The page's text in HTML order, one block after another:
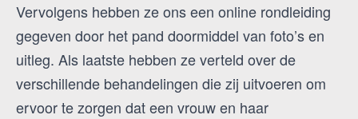
Vervolgens hebben ze ons een online rondleiding
gegeven door het pand doormiddel van foto’s en
uitleg. Als laatste hebben ze verteld over de
verschillende behandelingen die zij uitvoeren om
ervoor te zorgen dat een vrouw en haar